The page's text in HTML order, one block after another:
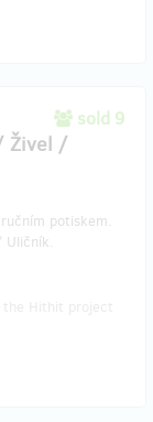
sold 9
Živel /
potiskem.
Uličník.